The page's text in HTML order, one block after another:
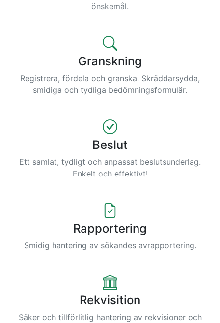
önskemål.
Granskning
Registrera, fördela och granska. Skräddarsydda,
smidiga och tydliga bedömningsformulär.
Beslut
Ett samlat, tydligt och anpassat beslutsunderlag.
Enkelt och effektivt!
Rapportering
Smidig hantering av sökandes avrapportering.
Rekvisition
Säker och tillförlitlig hantering av rekvisioner och